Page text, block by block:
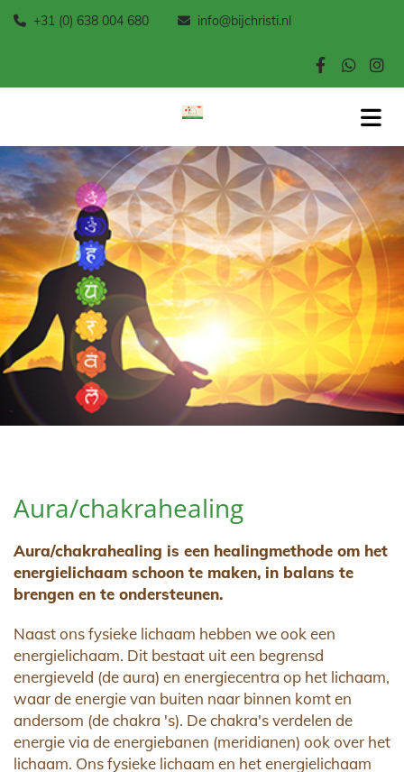
 +31 (0) 638 004 680  info@bijchristi.nl
Aura/chakrahealing
Aura/chakrahealing is een healingmethode om het
energielichaam schoon te maken, in balans te
brengen en te ondersteunen.
Naast ons fysieke lichaam hebben we ook een
energielichaam. Dit bestaat uit een begrensd
energieveld (de aura) en energiecentra op het lichaam,
waar de energie van buiten naar binnen komt en
andersom (de chakra 's). De chakra's verdelen de
energie via de energiebanen (meridianen) ook over het
lichaam. Ons fysieke lichaam en het energielichaam